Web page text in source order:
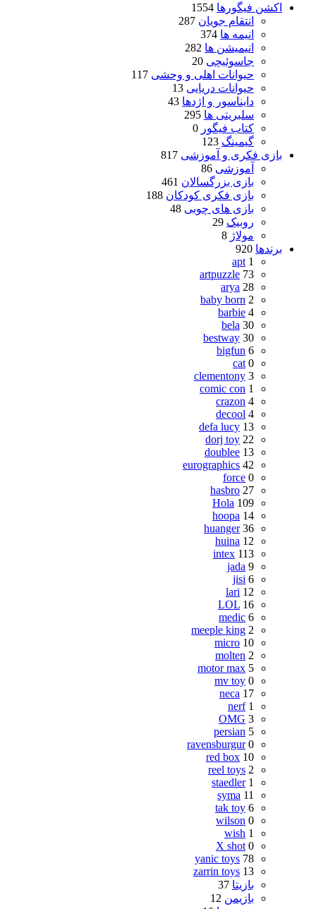
اکشن فیگورها 1554
انتقام جویان 287
انیمه ها 374
انیمیشن ها 282
جاسوئیچی 20
حیوانات اهلی و وحشی 117
حیوانات دریایی 13
دایناسور و اژدها 43
سلبریتی ها 295
کتاب فیگور 0
گیمینگ 123
بازی فکری و آموزشی 817
آموزشی 86
بازی بزرگسالان 461
بازی فکری کودکان 188
بازی های چوبی 48
روبیک 29
مولاژ 8
برندها 920
apt
artpuzzle 73
arya 28
baby born
barbie
bela 30
bestway 30
bigfun
cat
clementony
comic con
crazon
decool
defa lucy 13
dorj toy 22
doublee 13
eurographics 42
force
hasbro 27
Hola 109
hoopa 14
huanger 36
huina 12
intex 113
jada
jisi
lari 12
LOL 16
medic
meeple king
micro 10
molten
motor max
mv toy
neca 17
nerf
OMG
persian
ravensburgur
red box 10
reel toys
staedler
syma 11
tak toy
wilson
wish
X shot
yanic toys 78
zarrin toys 13
بازیتا 37
بازیمن 12